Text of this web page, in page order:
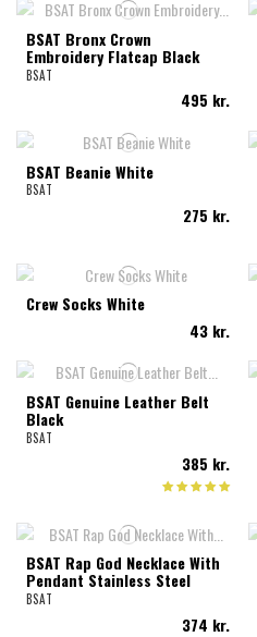
BSAT Bronx Crown
Embroidery Flatcap Black
BSAT
495 kr.
BSAT Beanie White
BSAT
275 kr.
Crew Socks White
43 kr.
BSAT Genuine Leather Belt
Black
BSAT
385 kr.
BSAT Rap God Necklace With
Pendant Stainless Steel
BSAT
374 kr.